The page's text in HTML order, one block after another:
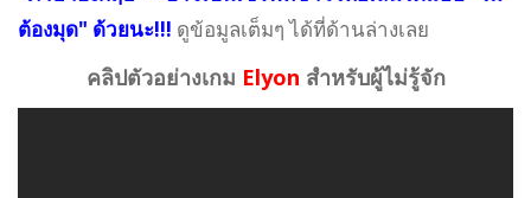
ต้องมุด" ด้วยนะ!!! ดูข้อมูลเต็มๆ ได้ที่ด้านล่างเลย
คลิปตัวอย่างเกม Elyon สำหรับผู้ไม่รู้จัก